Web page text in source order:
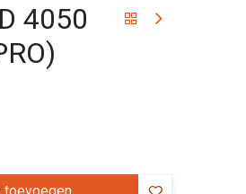
4050
toevoegen